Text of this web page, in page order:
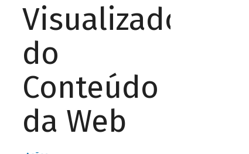
Visualizador
do
Conteúdo
da Web